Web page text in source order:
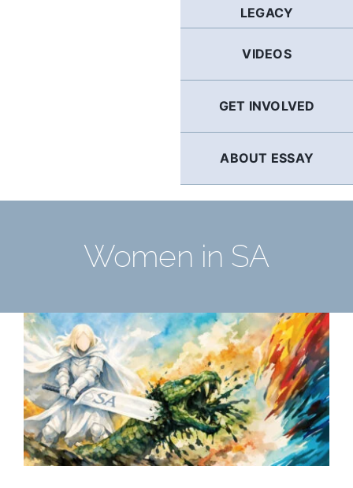
LEGACY
VIDEOS
GET INVOLVED
ABOUT ESSAY
Women in SA